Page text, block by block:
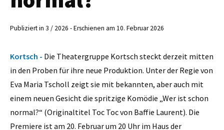
Publiziert in 3 / 2026 - Erschienen am 10. Februar 2026
Kortsch - Die Theatergruppe Kortsch steckt derzeit mitten
in den Proben für ihre neue Produktion. Unter der Regie von
Eva Maria Tscholl zeigt sie mit bekannten, aber auch mit
einem neuen Gesicht die spritzige Komödie „Wer ist schon
normal?“ (Originaltitel Toc Toc von Baffie Laurent). Die
Premiere ist am 20. Februar um 20 Uhr im Haus der